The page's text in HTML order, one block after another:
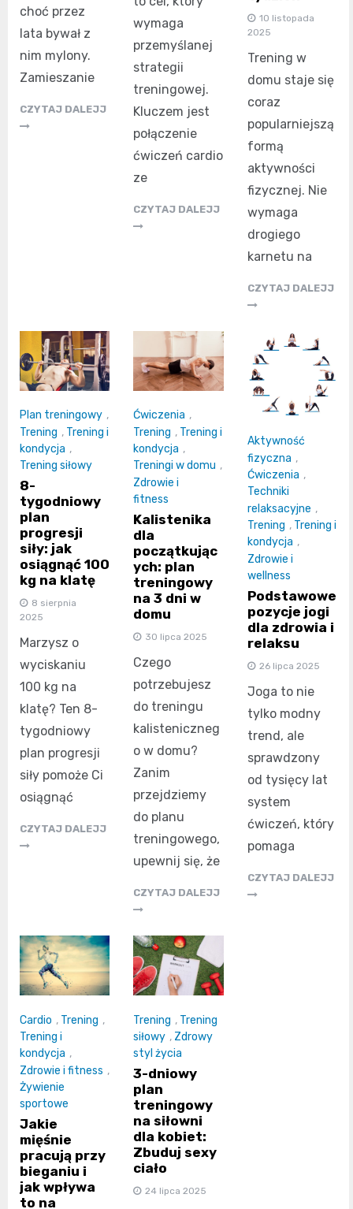
choć przez
lata bywał z
nim mylony.
Zamieszanie
CZYTAJ DALEJJ
wymaga
przemyślanej
strategii
treningowej.
Kluczem jest
połączenie
ćwiczeń cardio
ze
CZYTAJ DALEJJ
10 listopada
2025
Trening w
domu staje się
coraz
popularniejszą
formą
aktywności
fizycznej. Nie
wymaga
drogiego
karnetu na
CZYTAJ DALEJJ
Plan treningowy ,
Trening , Trening i
kondycja ,
Trening siłowy
8-
tygodniowy
plan
progresji
siły: jak
osiągnąć 100
kg na klatę
8 sierpnia
2025
Marzysz o
wyciskaniu
100 kg na
klatę? Ten 8-
tygodniowy
plan progresji
siły pomoże Ci
osiągnąć
CZYTAJ DALEJJ
Ćwiczenia ,
Trening , Trening i
kondycja ,
Treningi w domu ,
Zdrowie i
fitness
Kalistenika
dla
początkując
ych: plan
treningowy
na 3 dni w
domu
30 lipca 2025
Czego
potrzebujesz
do treningu
kalisteniczneg
o w domu?
Zanim
przejdziemy
do planu
treningowego,
upewnij się, że
CZYTAJ DALEJJ
Aktywność
fizyczna ,
Ćwiczenia ,
Techniki
relaksacyjne ,
Trening , Trening i
kondycja ,
Zdrowie i
wellness
Podstawowe
pozycje jogi
dla zdrowia i
relaksu
26 lipca 2025
Joga to nie
tylko modny
trend, ale
sprawdzony
od tysięcy lat
system
ćwiczeń, który
pomaga
CZYTAJ DALEJJ
Cardio , Trening ,
Trening i
kondycja ,
Zdrowie i fitness ,
Żywienie
sportowe
Jakie
mięśnie
pracują przy
bieganiu i
jak wpływa
to na
Trening , Trening
siłowy , Zdrowy
styl życia
3-dniowy
plan
treningowy
na siłowni
dla kobiet:
Zbuduj sexy
ciało
24 lipca 2025